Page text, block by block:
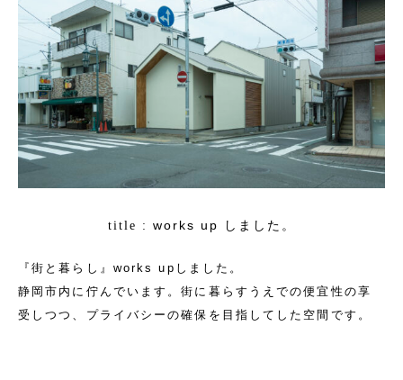
Contact
title : works up しました。
『街と暮らし』works upしました。
静岡市内に佇んでいます。街に暮らすうえでの便宜性の享
受しつつ、プライバシーの確保を目指してした空間です。